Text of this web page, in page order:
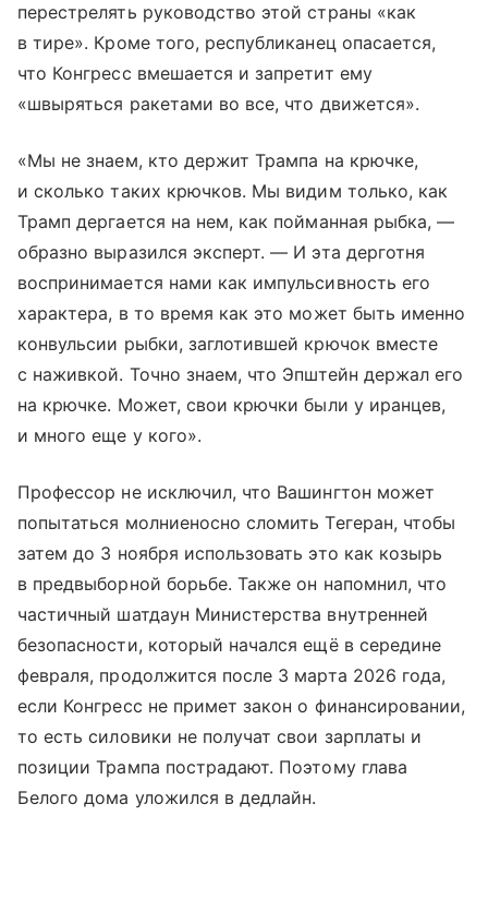
перестрелять руководство этой страны «как
в тире». Кроме того, республиканец опасается,
что Конгресс вмешается и запретит ему
«швыряться ракетами во все, что движется».
«Мы не знаем, кто держит Трампа на крючке,
и сколько таких крючков. Мы видим только, как
Трамп дергается на нем, как пойманная рыбка, —
образно выразился эксперт. — И эта дерготня
воспринимается нами как импульсивность его
характера, в то время как это может быть именно
конвульсии рыбки, заглотившей крючок вместе
с наживкой. Точно знаем, что Эпштейн держал его
на крючке. Может, свои крючки были у иранцев,
и много еще у кого».
Профессор не исключил, что Вашингтон может
попытаться молниеносно сломить Тегеран, чтобы
затем до 3 ноября использовать это как козырь
в предвыборной борьбе. Также он напомнил, что
частичный шатдаун Министерства внутренней
безопасности, который начался ещё в середине
февраля, продолжится после 3 марта 2026 года,
если Конгресс не примет закон о финансировании,
то есть силовики не получат свои зарплаты и
позиции Трампа пострадают. Поэтому глава
Белого дома уложился в дедлайн.